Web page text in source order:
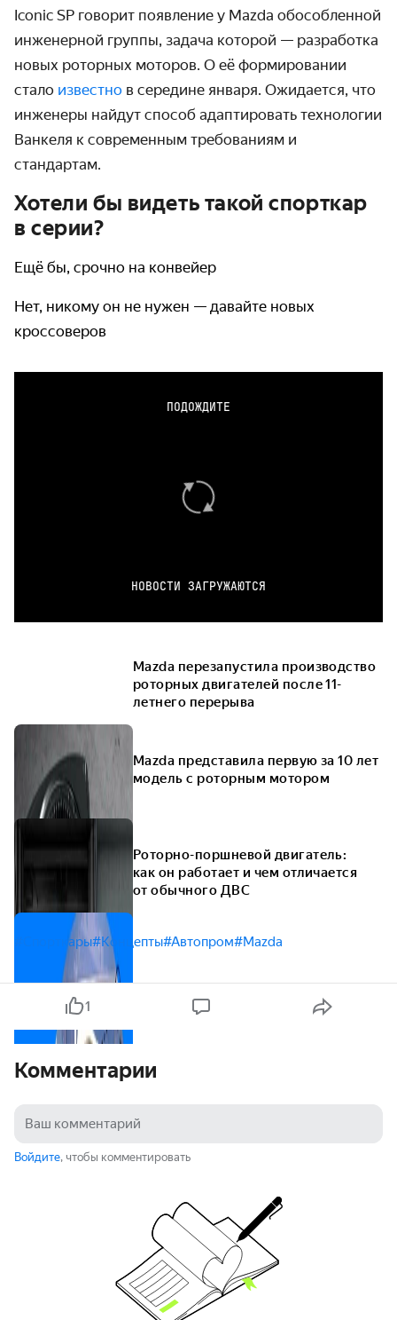
Iconic SP говорит появление у Mazda обособленной
инженерной группы, задача которой — разработка
новых роторных моторов. О её формировании
стало известно в середине января. Ожидается, что
инженеры найдут способ адаптировать технологии
Ванкеля к современным требованиям и
стандартам.
Хотели бы видеть такой спорткар
в серии?
Ещё бы, срочно на конвейер
Нет, никому он не нужен — давайте новых
кроссоверов
ПОДОЖДИТЕ
НОВОСТИ ЗАГРУЖАЮТСЯ
Mazda перезапустила производство
роторных двигателей после 11-
летнего перерыва
Mazda представила первую за 10 лет
модель с роторным мотором
Роторно-поршневой двигатель:
как он работает и чем отличается
от обычного ДВС
#Спорткары#Концепты#Автопром#Mazda
1
Комментарии
Войдите, чтобы комментировать